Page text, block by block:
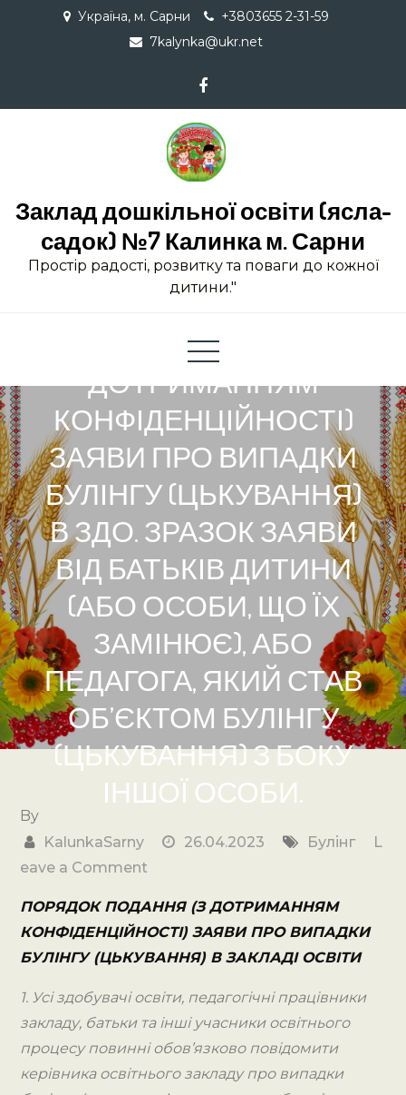
Україна, м. Сарни
+3803655 2-31-59
7kalynka@ukr.net
Заклад дошкільної освіти (ясла-
садок) №7 Калинка м. Сарни
Простір радості, розвитку та поваги до кожної
дитини."
ПОРЯДОК ПОДАННЯ (З
ДОТРИМАННЯМ
КОНФІДЕНЦІЙНОСТІ)
ЗАЯВИ ПРО ВИПАДКИ
БУЛІНГУ (ЦЬКУВАННЯ)
В ЗДО. ЗРАЗОК ЗАЯВИ
ВІД БАТЬКІВ ДИТИНИ
(АБО ОСОБИ, ЩО ЇХ
ЗАМІНЮЄ), АБО
ПЕДАГОГА, ЯКИЙ СТАВ
ОБ’ЄКТОМ БУЛІНГУ
(ЦЬКУВАННЯ) З БОКУ
ІНШОЇ ОСОБИ.
By
KalunkaSarny
26.04.2023 Булінг
L
eave a Comment
ПОДАННЯ
(З
ДОТРИМАННЯМ
КОНФІДЕНЦІЙНОСТІ)
ЗАЯВИ
ПРО
ВИПАДКИ
ПОРЯДОК ПОДАННЯ (З ДОТРИМАННЯМ
КОНФІДЕНЦІЙНОСТІ) ЗАЯВИ ПРО ВИПАДКИ
БУЛІНГУ (ЦЬКУВАННЯ) В ЗАКЛАДІ ОСВІТИ
1. Усі здобувачі освіти, педагогічні працівники
закладу, батьки та інші учасники освітнього
процесу повинні обов’язково повідомити
керівника освітнього закладу про випадки